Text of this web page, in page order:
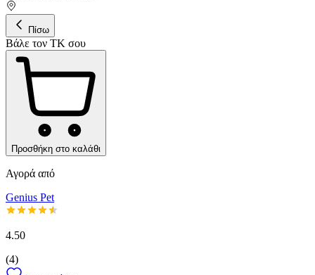
Πίσω
Βάλε τον ΤΚ σου
Προσθήκη στο καλάθι
Αγορά από
Genius Pet
4.50
(4)